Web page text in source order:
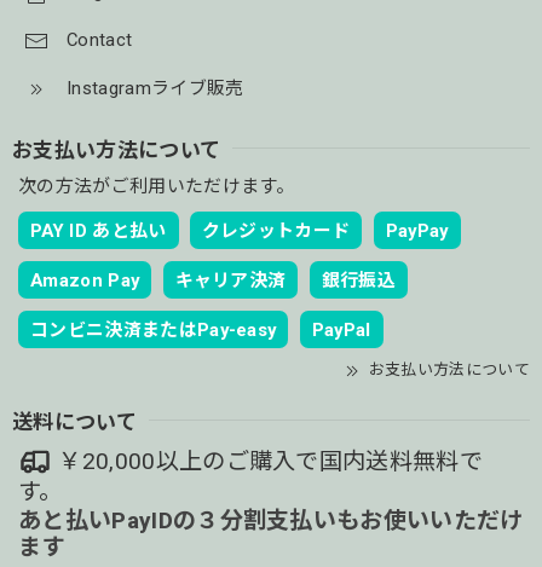
Contact
Instagramライブ販売
お支払い方法について
次の方法がご利用いただけます。
PAY ID あと払い クレジットカード PayPay
Amazon Pay キャリア決済 銀行振込
コンビニ決済またはPay-easy PayPal
お支払い方法について
送料について
￥20,000以上のご購入で国内送料無料で
す。
あと払いPayIDの３分割支払いもお使いいただけ
ます